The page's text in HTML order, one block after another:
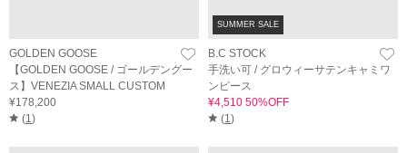
GOLDEN GOOSE
【GOLDEN GOOSE / ゴールデングー
ス】VENEZIA SMALL CUSTOM
¥178,200
(1 )
SUMMER SALE
B.C STOCK
手洗い可 / グロウィーサテンキャミワ
ンピース
¥4,510 50%OFF
(1 )